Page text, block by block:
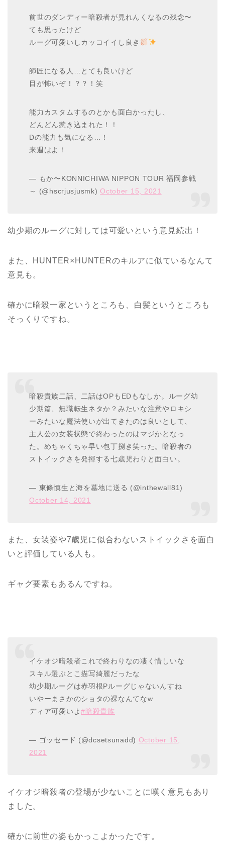
前世のダンディー暗殺者が見れんくなるの残念〜
ても思ったけど
ルーグ可愛いしカッコイイし良き
師匠になる人…とても良いけど
目が怖いぞ！？？！笑
能力カスタムするのとかも面白かったし、
どんどん惹き込まれた！！
Dの能力も気になる…！
来週はよ！
— もか〜KONNICHIWA NIPPON TOUR 福岡参戦
～ (@hscrjusjusmk)October 15, 2021
幼少期のルーグに対しては可愛いという意見続出！
また、HUNTER×HUNTERのキルアに似ているなんて
意見も。
確かに暗殺一家というところも、白髪というところも
そっくりですね。
暗殺貴族二話、二話はOPもEDもなしか。ルーグ幼
少期篇、無職転生ネタか？みたいな注意やロキシ
ーみたいな魔法使いが出てきたのは良いとして、
主人公の女装状態で終わったのはマジかとなっ
た。めちゃくちゃ早い包丁捌き笑った。暗殺者の
ストイックさを発揮する七歳児わりと面白い。
— 東條慎生と海を墓地に送る (@inthewall81)
October 14, 2021
また、女装姿や7歳児に似合わないストイックさを面白
いと評価している人も。
ギャグ要素もあるんですね。
イケオジ暗殺者これで終わりなの凄く惜しいな
スキル選ぶとこ描写綺麗だったな
幼少期ルーグは赤羽根Pルーグじゃないんすね
いやーまさかのショタの裸なんてなw
ディア可愛いよ#暗殺貴族
— ゴッセード (@dcsetsunadd) October 15,
2021
イケオジ暗殺者の登場が少ないことに嘆く意見もあり
ました。
確かに前世の姿もかっこよかったです。